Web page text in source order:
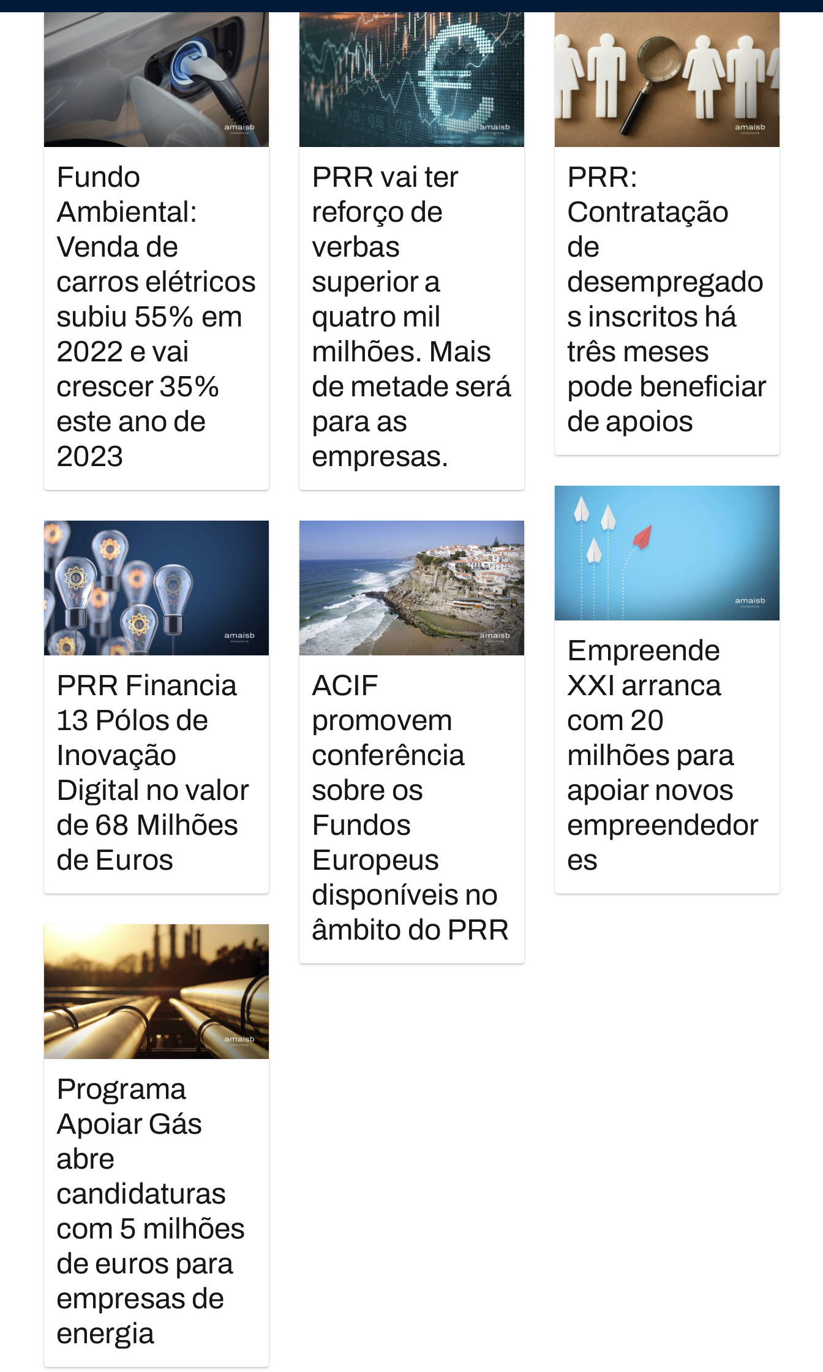
Fundo
Ambiental:
Venda de
carros elétricos
subiu 55% em
2022 e vai
crescer 35%
este ano de
2023
PRR vai ter
reforço de
verbas
superior a
quatro mil
milhões. Mais
de metade será
para as
empresas.
PRR:
Contratação
de
desempregado
s inscritos há
três meses
pode beneficiar
de apoios
Empreende
XXI arranca
com 20
milhões para
apoiar novos
empreendedor
es
PRR Financia
13 Pólos de
Inovação
Digital no valor
de 68 Milhões
de Euros
ACIF
promovem
conferência
sobre os
Fundos
Europeus
disponíveis no
âmbito do PRR
Programa
Apoiar Gás
abre
candidaturas
com 5 milhões
de euros para
empresas de
energia